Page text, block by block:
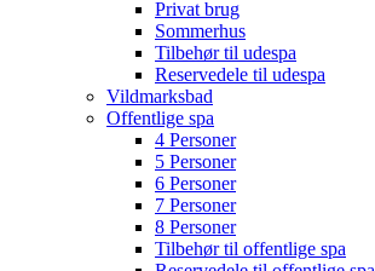
Privat brug
Sommerhus
Tilbehør til udespa
Reservedele til udespa
Vildmarksbad
Offentlige spa
4 Personer
5 Personer
6 Personer
7 Personer
8 Personer
Tilbehør til offentlige spa